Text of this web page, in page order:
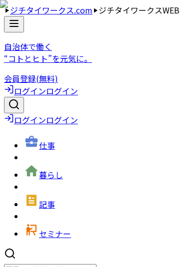
ジチタイワークス.com ジチタイワークスWEB
自治体で働く
“コトとヒト”を元気に。
会員登録(無料)
ログインログイン
ログインログイン
仕事
暮らし
記事
セミナー